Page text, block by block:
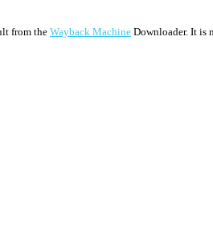
from the Wayback Machine Downloader. It is